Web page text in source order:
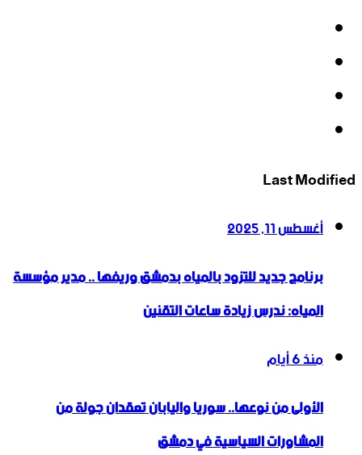
Last Modified
أغسطس 11, 2025
برنامج جديد للتزود بالمياه بدمشق وريفها .. مدير مؤسسة
المياه: ندرس زيادة ساعات التقنين
منذ 6 أيام
الأولى من نوعها.. سوريا واليابان تعقدان جولة من
المشاورات السياسية في دمشق